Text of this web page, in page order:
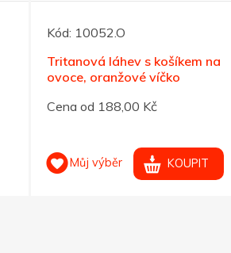
Kód: 10052.O
Tritanová láhev s košíkem na
ovoce, oranžové víčko
Cena od 188,00 Kč
Můj výběr KOUPIT